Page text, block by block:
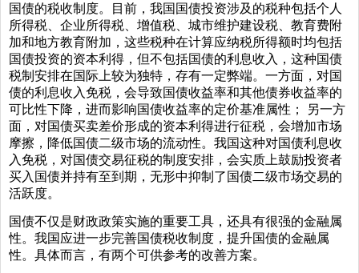
国债的税收制度。目前，我国国债投资涉及的税种包括个人
所得税、企业所得税、增值税、城市维护建设税、教育费附
加和地方教育附加，这些税种在计算应纳税所得额时均包括
国债投资的资本利得，但不包括国债的利息收入，这种国债
税制安排在国际上较为独特，存有一定弊端。一方面，对国
债的利息收入免税，会导致国债收益率和其他债券收益率的
可比性下降，进而影响国债收益率的定价基准属性； 另一方
面，对国债买卖差价形成的资本利得进行征税，会增加市场
摩擦，降低国债二级市场的流动性。我国这种对国债利息收
入免税，对国债交易征税的制度安排，会实质上鼓励投资者
买入国债并持有至到期，无形中抑制了国债二级市场交易的
活跃度。
国债不仅是财政政策实施的重要工具，还具有很强的金融属
性。我国应进一步完善国债税收制度，提升国债的金融属
性。具体而言，有两个可供参考的改善方案。